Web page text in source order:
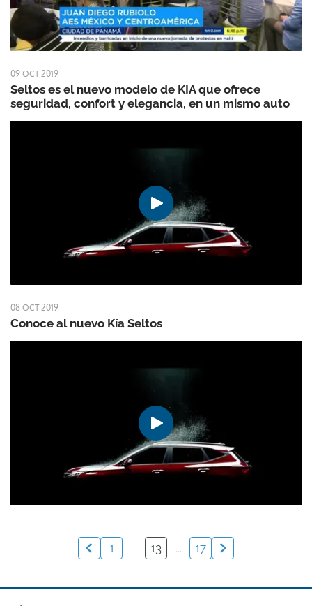
09 OCT 2019
Seltos es el nuevo modelo de KIA que ofrece
seguridad, confort y elegancia, en un mismo auto
08 OCT 2019
Conoce al nuevo Kía Seltos
1 ... 13 ... 17